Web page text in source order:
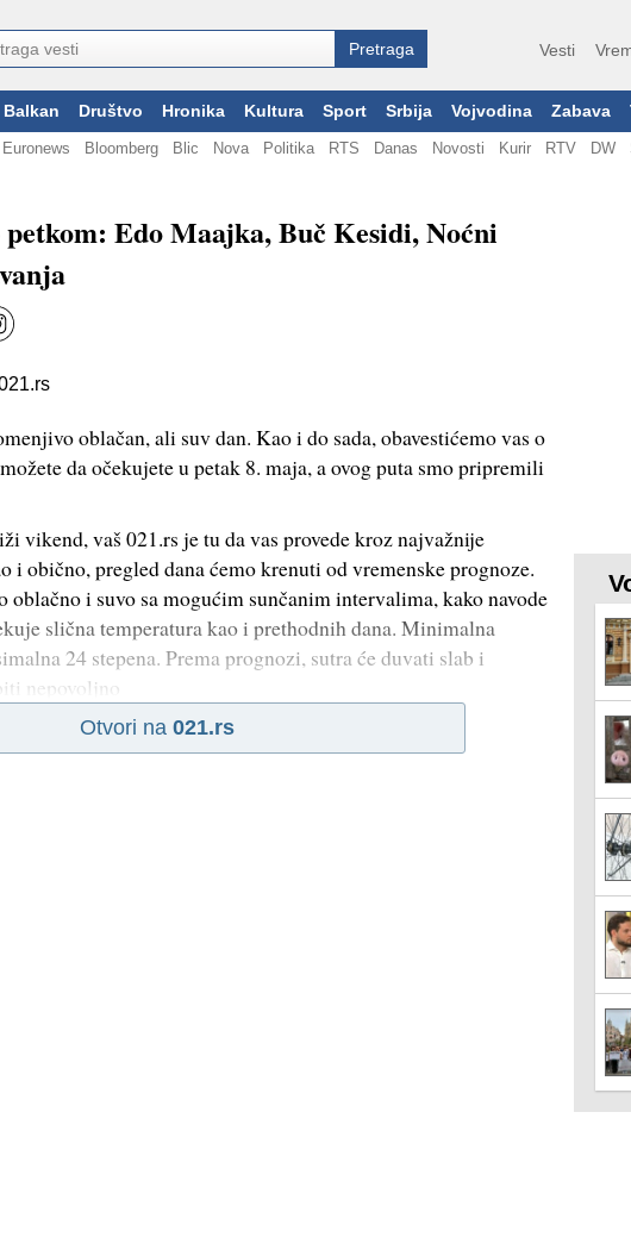
Vesti
Balkan Društvo Hronika Kultura Sport Srbija Vojvodina Zabava
Euronews Bloomberg Blic Nova Politika RTS Danas Novosti Kurir RTV DW
petkom: Edo Maajka, Buč Kesidi, Noćni
oblačan, ali suv dan. Kao i do sada, obavestićemo vas o
da očekujete u petak 8. maja, a ovog puta smo pripremili
vikend, vaš 021.rs je tu da vas provede kroz najvažnije
i obično, pregled dana ćemo krenuti od vremenske prognoze.
oblačno i suvo sa mogućim sunčanim intervalima, kako navode
slična temperatura kao i prethodnih dana. Minimalna
24 stepena. Prema prognozi, sutra će duvati slab i
nepovoljno
Otvori na 021.rs